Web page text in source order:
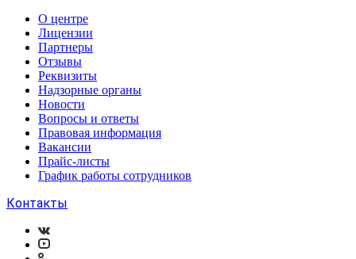
О центре
Лицензии
Партнеры
Отзывы
Реквизиты
Надзорные органы
Новости
Вопросы и ответы
Правовая информация
Вакансии
Прайс-листы
График работы сотрудников
Контакты